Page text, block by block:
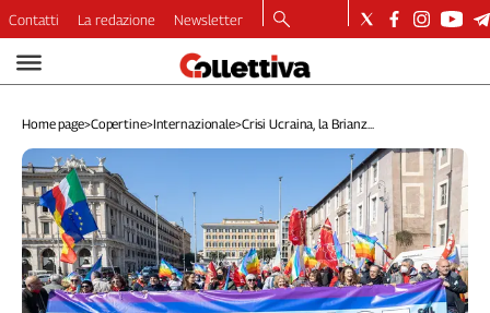
Video
Dirette
Longform
Copertine
Economia
Lavoro
Ambiente
Diritti
Contatti La redazione Newsletter
Home page>Copertine>Internazionale>Crisi Ucraina, la Brianz...